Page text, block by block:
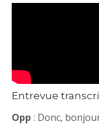
Entrevue
Opp : Donc,